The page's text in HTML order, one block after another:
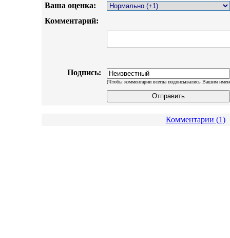
Ваша оценка:
Комментарий:
Подпись:
(Чтобы комментарии всегда подписывались Вашим
Комментарии (1)